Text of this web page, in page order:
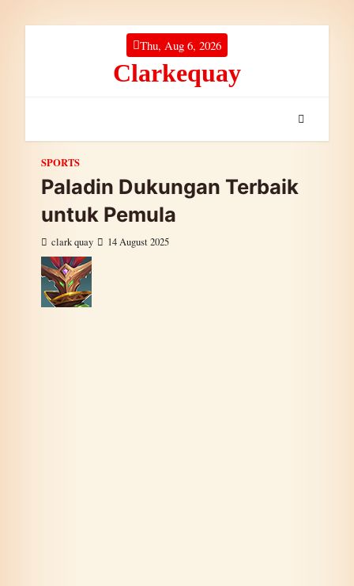
Thu, Aug 6, 2026
Clarkequay
SPORTS
Paladin Dukungan Terbaik
untuk Pemula
clark quay 14 August 2025